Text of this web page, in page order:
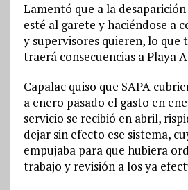
Lamentó que a la
esté al garete y haciéndose a
y supervisores quieren, lo que
traerá consecuencias a Playa
Capalac quiso que SAPA
a enero pasado el gasto en
servicio se recibió en abril,
dejar sin efecto ese sistema,
empujaba para que hubiera
trabajo y revisión a los ya